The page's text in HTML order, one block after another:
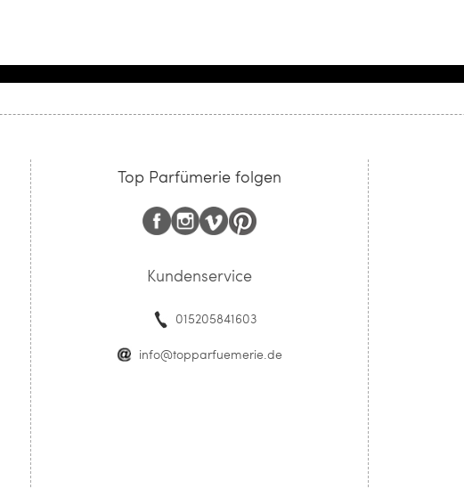
Top Parfümerie folgen
Kundenservice
015205841603
info@topparfuemerie.de